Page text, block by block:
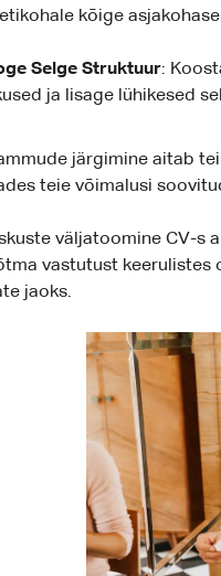
kõige
Selge Struktuur:
ja lisage lühikesed
järgimine aitab
teie võimalusi
väljatoomine CV-s
vastutust keerulistes
jaoks.